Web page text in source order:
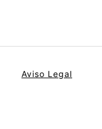
Aviso Legal